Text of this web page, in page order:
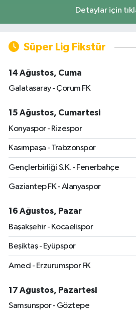
Detaylar için
Süper Lig Fikstür
14 Ağustos, Cuma
Galatasaray - Çorum FK
15 Ağustos, Cumartesi
Konyaspor - Rizespor
Kasımpaşa - Trabzonspor
Gençlerbirliği S.K. - Fenerbahçe
Gaziantep FK - Alanyaspor
16 Ağustos, Pazar
Başakşehir - Kocaelispor
Beşiktaş - Eyüpspor
Amed - Erzurumspor FK
17 Ağustos, Pazartesi
Samsunspor - Göztepe